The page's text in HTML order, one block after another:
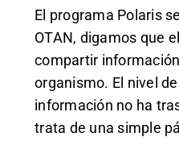
El programa Polaris
OTAN, digamos que
compartir
organismo. El nivel
información no ha
trata de una simple